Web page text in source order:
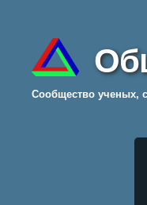
Cообщество ученых,